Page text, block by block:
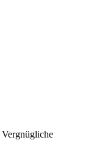
Vergnügliche